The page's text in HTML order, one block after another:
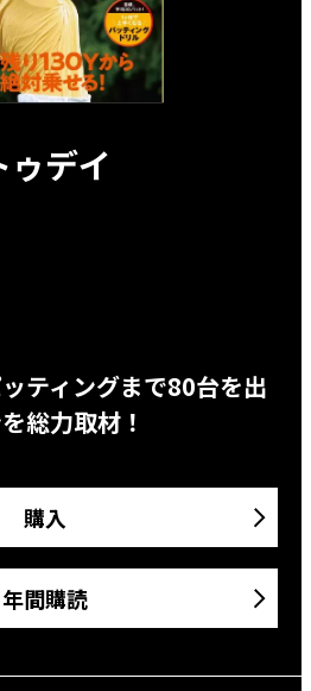
デイ
ティングまで80台を出
総力取材！
購入
年間購読